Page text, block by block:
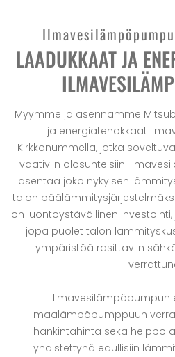
LAADUKKAAT JA
Myymme ja asennamme
ja energiatehokkaat
Kirkkonummella, jotka
vaativiin olosuhteisiin.
asentaa joko nykyisen
talon
on luontoystävällinen
jopa puolet talon
ympäristöä rasittaviin
Ilmavesilämpöpumpun
maalämpöpumppuun
hankintahinta sekä helppo
yhdistettynä edullisiin